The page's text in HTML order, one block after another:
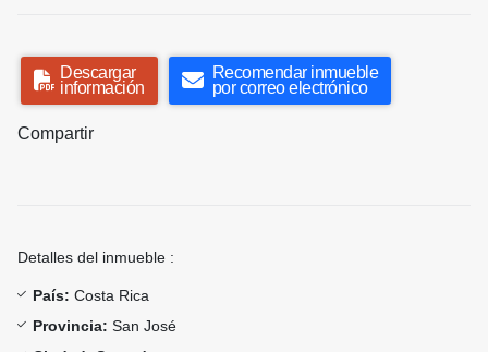
Descargar
información
Recomendar inmueble
por correo electrónico
Compartir
Detalles del inmueble :
País: Costa Rica
Provincia: San José